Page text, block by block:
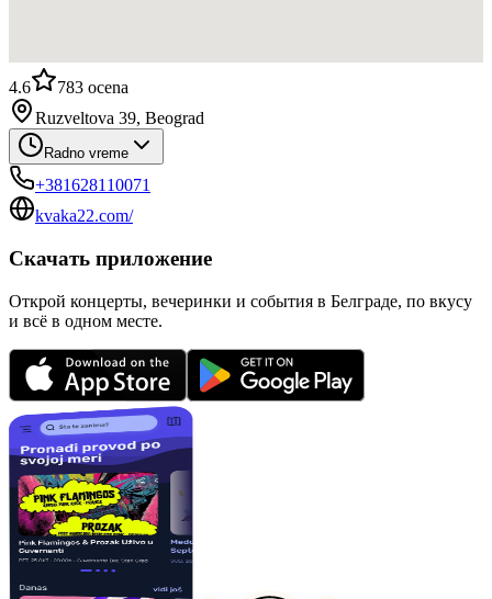
4.6 783 ocena
Ruzveltova 39, Beograd
Radno vreme
+381628110071
kvaka22.com/
Скачать приложение
Открой концерты, вечеринки и события в Белграде, по вкусу
и всё в одном месте.